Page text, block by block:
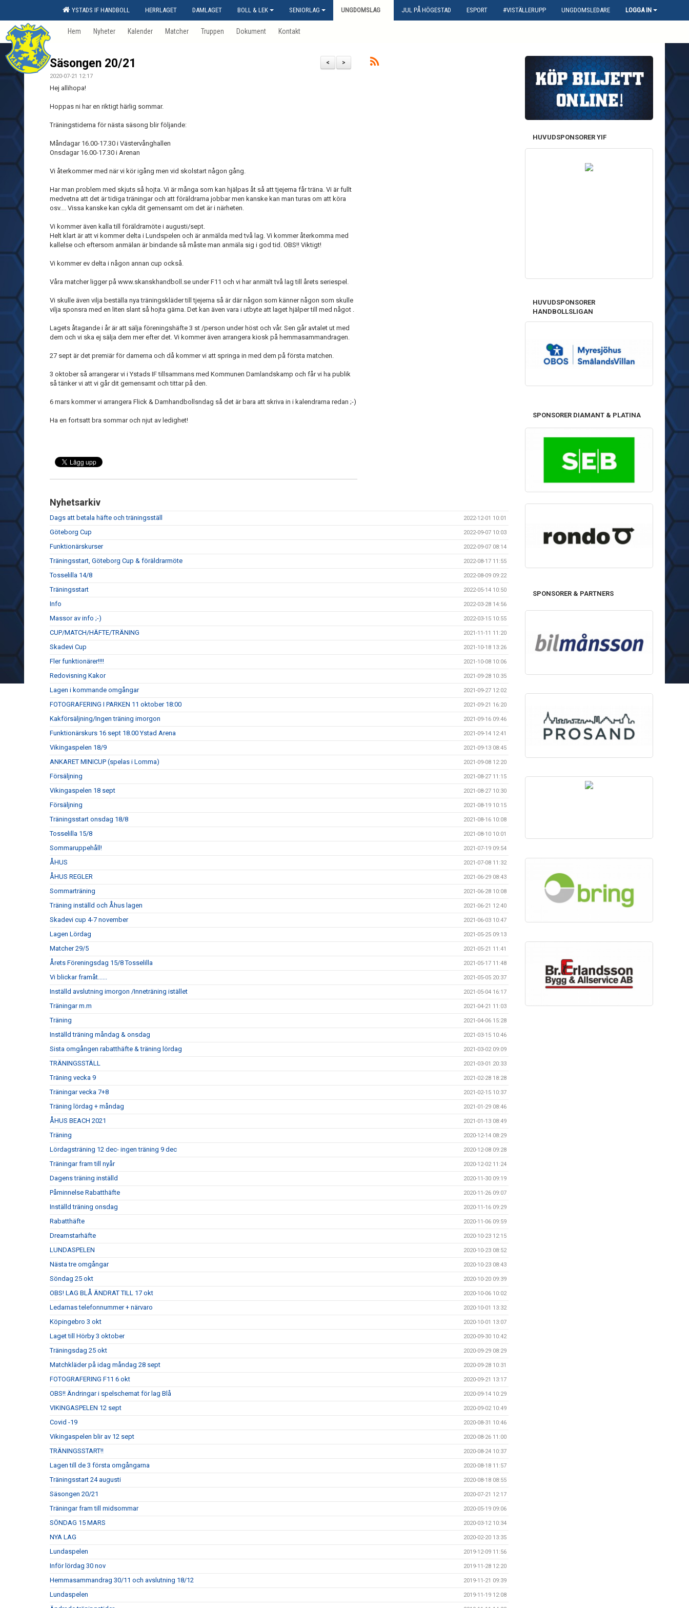
YSTADS IF HANDBOLL HERRLAGET DAMLAGET BOLL & LEK SENIORLAG UNGDOMSLAG JUL PÅ HÖGESTAD ESPORT #VISTÄLLERUPP UNGDOMSLEDARE LOGGA IN
Hem Nyheter Kalender Matcher Truppen Dokument Kontakt
>
<
Säsongen 20/21
2020-07-21 12:17
Hej allihopa!
Hoppas ni har en riktigt härlig sommar.
Träningstiderna för nästa säsong blir följande:
Måndagar 16.00-17.30 i Västervånghallen
Onsdagar 16.00-17.30 i Arenan
Vi återkommer med när vi kör igång men vid skolstart någon gång.
Har man problem med skjuts så hojta. Vi är många som kan hjälpas åt så att tjejerna får träna. Vi är fullt
medvetna att det är tidiga träningar och att föräldrarna jobbar men kanske kan man turas om att köra
osv.... Vissa kanske kan cykla dit gemensamt om det är i närheten.
Vi kommer även kalla till föräldramöte i augusti/sept.
Helt klart är att vi kommer delta i Lundspelen och är anmälda med två lag. Vi kommer återkomma med
kallelse och eftersom anmälan är bindande så måste man anmäla sig i god tid. OBS!! Viktigt!
Vi kommer ev delta i någon annan cup också.
Våra matcher ligger på www.skanskhandboll.se under F11 och vi har anmält två lag till årets seriespel.
Vi skulle även vilja beställa nya träningskläder till tjejerna så är där någon som känner någon som skulle
vilja sponsra med en liten slant så hojta gärna. Det kan även vara i utbyte att laget hjälper till med något .
Lagets åtagande i år är att sälja föreningshäfte 3 st /person under höst och vår. Sen går avtalet ut med
dem och vi ska ej sälja dem mer efter det. Vi kommer även arrangera kiosk på hemmasammandragen.
27 sept är det premiär för damerna och då kommer vi att springa in med dem på första matchen.
3 oktober så arrangerar vi i Ystads IF tillsammans med Kommunen Damlandskamp och får vi ha publik
så tänker vi att vi går dit gemensamt och tittar på den.
6 mars kommer vi arrangera Flick & Damhandbollsndag så det är bara att skriva in i kalendrarna redan ;-)
Ha en fortsatt bra sommar och njut av ledighet!
Nyhetsarkiv
Dags att betala häfte och träningsställ 2022-12-01 10:01
Göteborg Cup 2022-09-07 10:03
Funktionärskurser 2022-09-07 08:14
Träningsstart, Göteborg Cup & föräldrarmöte 2022-08-17 11:55
Tosselilla 14/8 2022-08-09 09:22
Träningsstart 2022-05-14 10:50
Info 2022-03-28 14:56
Massor av info ;-) 2022-03-15 10:55
CUP/MATCH/HÄFTE/TRÄNING 2021-11-11 11:20
Skadevi Cup 2021-10-18 13:26
Fler funktionärer!!!! 2021-10-08 10:06
Redovisning Kakor 2021-09-28 10:35
Lagen i kommande omgångar 2021-09-27 12:02
FOTOGRAFERING I PARKEN 11 oktober 18:00 2021-09-21 16:20
Kakförsäljning/Ingen träning imorgon 2021-09-16 09:46
Funktionärskurs 16 sept 18.00 Ystad Arena 2021-09-14 12:41
Vikingaspelen 18/9 2021-09-13 08:45
ANKARET MINICUP (spelas i Lomma) 2021-09-08 12:20
Försäljning 2021-08-27 11:15
Vikingaspelen 18 sept 2021-08-27 10:30
Försäljning 2021-08-19 10:15
Träningsstart onsdag 18/8 2021-08-16 10:08
Tosselilla 15/8 2021-08-10 10:01
Sommaruppehåll! 2021-07-19 09:54
ÅHUS 2021-07-08 11:32
ÅHUS REGLER 2021-06-29 08:43
Sommarträning 2021-06-28 10:08
Träning inställd och Åhus lagen 2021-06-21 12:40
Skadevi cup 4-7 november 2021-06-03 10:47
Lagen Lördag 2021-05-25 09:13
Matcher 29/5 2021-05-21 11:41
Årets Föreningsdag 15/8 Tosselilla 2021-05-17 11:48
Vi blickar framåt...... 2021-05-05 20:37
Inställd avslutning imorgon /Inneträning istället 2021-05-04 16:17
Träningar m.m 2021-04-21 11:03
Träning 2021-04-06 15:28
Inställd träning måndag & onsdag 2021-03-15 10:46
Sista omgången rabatthäfte & träning lördag 2021-03-02 09:09
TRÄNINGSSTÄLL 2021-03-01 20:33
Träning vecka 9 2021-02-28 18:28
Träningar vecka 7+8 2021-02-15 10:37
Träning lördag + måndag 2021-01-29 08:46
ÅHUS BEACH 2021 2021-01-13 08:49
Träning 2020-12-14 08:29
Lördagsträning 12 dec- ingen träning 9 dec 2020-12-08 09:28
Träningar fram till nyår 2020-12-02 11:24
Dagens träning inställd 2020-11-30 09:19
Påminnelse Rabatthäfte 2020-11-26 09:07
Inställd träning onsdag 2020-11-16 09:29
Rabatthäfte 2020-11-06 09:59
Dreamstarhäfte 2020-10-23 12:15
LUNDASPELEN 2020-10-23 08:52
Nästa tre omgångar 2020-10-23 08:43
Söndag 25 okt 2020-10-20 09:39
OBS! LAG BLÅ ÄNDRAT TILL 17 okt 2020-10-06 10:02
Ledarnas telefonnummer + närvaro 2020-10-01 13:32
Köpingebro 3 okt 2020-10-01 13:07
Laget till Hörby 3 oktober 2020-09-30 10:42
Träningsdag 25 okt 2020-09-29 08:29
Matchkläder på idag måndag 28 sept 2020-09-28 10:31
FOTOGRAFERING F11 6 okt 2020-09-21 13:17
OBS!! Ändringar i spelschemat för lag Blå 2020-09-14 10:29
VIKINGASPELEN 12 sept 2020-09-02 10:49
Covid -19 2020-08-31 10:46
Vikingaspelen blir av 12 sept 2020-08-26 11:00
TRÄNINGSSTART!! 2020-08-24 10:37
Lagen till de 3 första omgångarna 2020-08-18 11:57
Träningsstart 24 augusti 2020-08-18 08:55
Säsongen 20/21 2020-07-21 12:17
Träningar fram till midsommar 2020-05-19 09:06
SÖNDAG 15 MARS 2020-03-12 10:34
NYA LAG 2020-02-20 13:35
Lundaspelen 2019-12-09 11:56
Inför lördag 30 nov 2019-11-28 12:20
Hemmasammandrag 30/11 och avslutning 18/12 2019-11-21 09:39
Lundaspelen 2019-11-19 12:08
HUVUDSPONSORER YIF
HUVUDSPONSORER
HANDBOLLSLIGAN
SPONSORER DIAMANT & PLATINA
SPONSORER & PARTNERS